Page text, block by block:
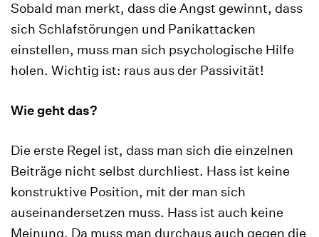
Sobald man merkt, dass die Angst gewinnt, dass
sich Schlafstörungen und Panikattacken
einstellen, muss man sich psychologische Hilfe
holen. Wichtig ist: raus aus der Passivität!
Wie geht das?
Die erste Regel ist, dass man sich die einzelnen
Beiträge nicht selbst durchliest. Hass ist keine
konstruktive Position, mit der man sich
auseinandersetzen muss. Hass ist auch keine
Meinung. Da muss man durchaus auch gegen die